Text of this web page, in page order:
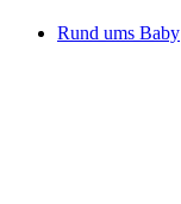
Rund ums Baby